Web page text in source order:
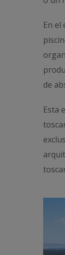
En
de
Esta